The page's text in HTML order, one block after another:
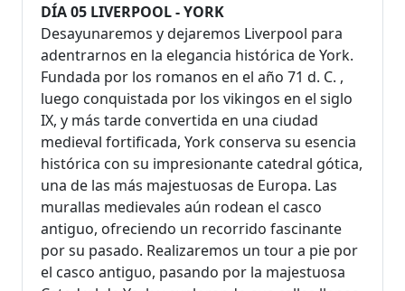
DÍA 05 LIVERPOOL - YORK
Desayunaremos y dejaremos Liverpool para
adentrarnos en la elegancia histórica de York.
Fundada por los romanos en el año 71 d. C. ,
luego conquistada por los vikingos en el siglo
IX, y más tarde convertida en una ciudad
medieval fortificada, York conserva su esencia
histórica con su impresionante catedral gótica,
una de las más majestuosas de Europa. Las
murallas medievales aún rodean el casco
antiguo, ofreciendo un recorrido fascinante
por su pasado. Realizaremos un tour a pie por
el casco antiguo, pasando por la majestuosa